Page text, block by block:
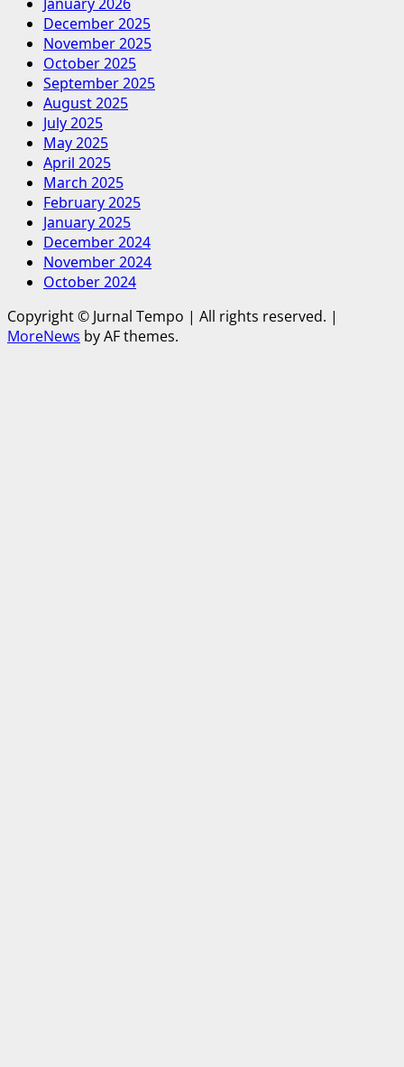
January 2026
December 2025
November 2025
October 2025
September 2025
August 2025
July 2025
May 2025
April 2025
March 2025
February 2025
January 2025
December 2024
November 2024
October 2024
Copyright © Jurnal Tempo | All rights reserved. |
MoreNews by AF themes.